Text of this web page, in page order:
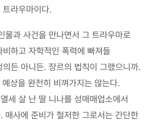
라우마이다.
물과 사건을 만나면서 그 트라우마로
하고 자학적인 폭력에 빠져들
든 아니든. 장르의 법칙이 그랬으니까.
예상을 완전히 비껴가지는 않는다.
세 살 난 딸 니나를 성매매업소에서
매사에 준비가 철저한 그로서는 간단한